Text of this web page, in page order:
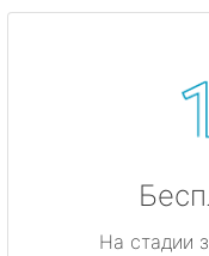
На стадии